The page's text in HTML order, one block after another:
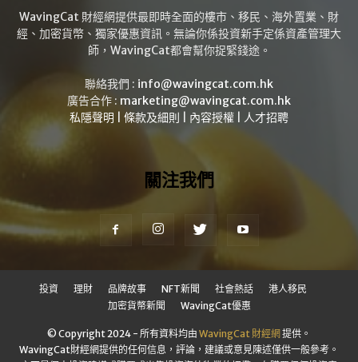
WavingCat 財經網提供最即時全面的樓市、移民、海外置業、財
經、加密貨幣、獨家優惠資訊。無論你係投資新手定係資產管理大
師，WavingCat都會幫你捉緊錢途。
聯絡我們 : info@wavingcat.com.hk
廣告合作 : marketing@wavingcat.com.hk
私隱聲明
條款及細則 內容授權 人才招聘
關注我們
投資 理財 品牌故事 NFT新聞 社會熱話
港人移民
加密貨幣新聞
WavingCat優惠
© Copyright 2024 - 所有資料均由 WavingCat 財經網提供。
WavingCat財經網提供的任何信息，評論，建議或意見陳述僅供一般參考。